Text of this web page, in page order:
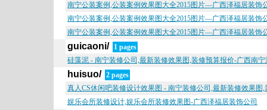
南宁公装案例,公装案例效果图大全2015图片—广西泽福居装饰
南宁公装案例,公装案例效果图大全2015图片—广西泽福居装饰
南宁公装案例,公装案例效果图大全2015图片—广西泽福居装饰
guicaoni/ 1 pages
硅藻泥 - 南宁装修公司,最新装修效果图,装修预算报价-广西南
huisuo/ 2 pages
真人CS休闲吧装修设计效果图 - 南宁装修公司,最新装修效果
娱乐会所装修设计,娱乐会所装修效果图-广西泽福居装饰公司